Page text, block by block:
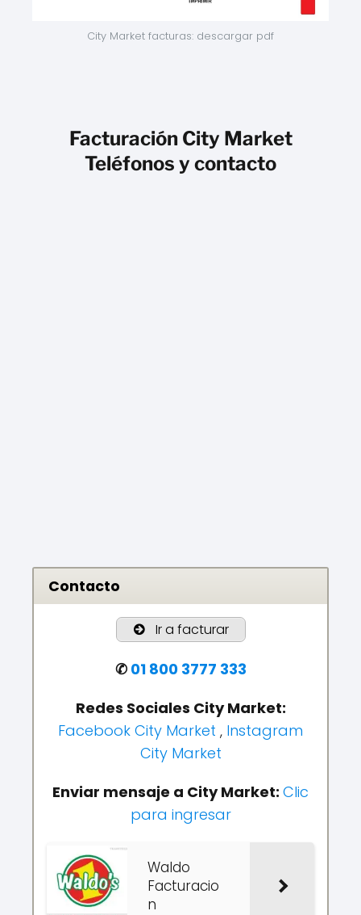
City Market facturas: descargar pdf
Facturación City Market
Teléfonos y contacto
Contacto
Ir a facturar
✆ 01 800 3777 333
Redes Sociales City Market:
Facebook City Market , Instagram
City Market
Enviar mensaje a City Market: Clic
para ingresar
Waldo
Facturacio
n